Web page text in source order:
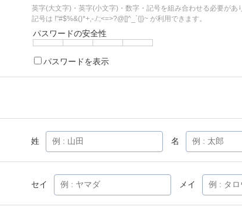
英字(大文字)・英字(小文字)・数字・記号を組み合わせる必要があ
記号は !"#$%&()*+,-./:;<=>?@[]^_`{|}~ が利用できます。
パスワードの安全性
パスワードを表示
姓 名
セイ メイ